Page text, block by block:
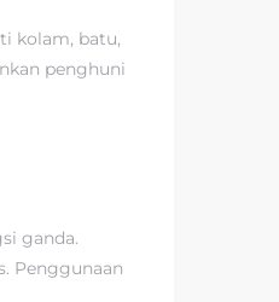
kolam, batu,
penghuni
ganda.
Penggunaan